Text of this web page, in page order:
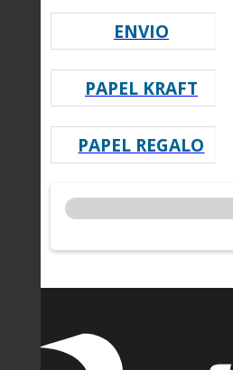
ENVIO
PAPEL KRAFT
PAPEL REGALO